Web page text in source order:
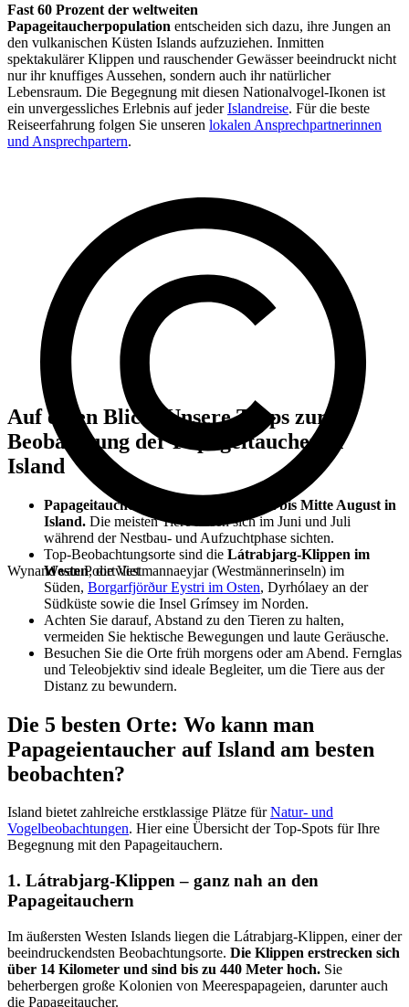
Fast 60 Prozent der weltweiten
Papageitaucherpopulation entscheiden sich dazu, ihre Jungen an
den vulkanischen Küsten Islands aufzuziehen. Inmitten
spektakulärer Klippen und rauschender Gewässer beeindruckt nicht
nur ihr knuffiges Aussehen, sondern auch ihr natürlicher
Lebensraum. Die Begegnung mit diesen Nationalvogel-Ikonen ist
ein unvergessliches Erlebnis auf jederIslandreise. Für die beste
Reiseerfahrung folgen Sie unseren lokalen Ansprechpartnerinnen
und Ansprechpartern.
Wynand van Poortvliet
Auf einen Blick: Unsere Tipps zur
Beobachtung der Papageitaucher in
Island
Papageitaucher leben von Mitte April bis Mitte August in
Island. Die meisten Tiere lassen sich im Juni und Juli
während der Nestbau- und Aufzuchtphase sichten.
Top-Beobachtungsorte sind die Látrabjarg-Klippen im
Westen, die Vestmannaeyjar (Westmännerinseln) im
Süden, Borgarfjörður Eystri im Osten, Dyrhólaey an der
Südküste sowie die Insel Grímsey im Norden.
Achten Sie darauf, Abstand zu den Tieren zu halten,
vermeiden Sie hektische Bewegungen und laute Geräusche.
Besuchen Sie die Orte früh morgens oder am Abend. Fernglas
und Teleobjektiv sind ideale Begleiter, um die Tiere aus der
Distanz zu bewundern.
Die 5 besten Orte: Wo kann man
Papageientaucher auf Island am besten
beobachten?
Island bietet zahlreiche erstklassige Plätze fürNatur- und
Vogelbeobachtungen. Hier eine Übersicht der Top-Spots für Ihre
Begegnung mit den Papageitauchern.
1. Látrabjarg-Klippen – ganz nah an den
Papageitauchern
Im äußersten Westen Islands liegen die Látrabjarg-Klippen, einer der
beeindruckendsten Beobachtungsorte. Die Klippen erstrecken sich
über 14 Kilometer und sind bis zu 440 Meter hoch. Sie
beherbergen große Kolonien von Meerespapageien, darunter auch
die Papageitaucher.